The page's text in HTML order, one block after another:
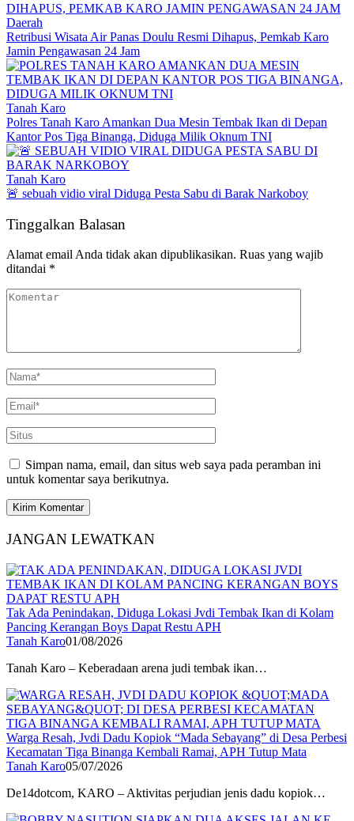
Daerah
Retribusi Wisata Air Panas Doulu Resmi Dihapus, Pemkab Karo
Jamin Pengawasan 24 Jam
Tanah Karo
Polres Tanah Karo Amankan Dua Mesin Tembak Ikan di Depan
Kantor Pos Tiga Binanga, Diduga Milik Oknum TNI
Tanah Karo
🚨 sebuah vidio viral Diduga Pesta Sabu di Barak Narkoboy
Tinggalkan Balasan
Alamat email Anda tidak akan dipublikasikan. Ruas yang wajib
ditandai *
Simpan nama, email, dan situs web saya pada peramban ini
untuk komentar saya berikutnya.
JANGAN LEWATKAN
Tak Ada Penindakan, Diduga Lokasi Jvdi Tembak Ikan di Kolam
Pancing Kerangan Boys Dapat Restu APH
Tanah Karo01/08/2026
Tanah Karo – Keberadaan arena judi tembak ikan…
Warga Resah, Jvdi Dadu Kopiok “Mada Sebayang” di Desa Perbesi
Kecamatan Tiga Binanga Kembali Ramai, APH Tutup Mata
Tanah Karo05/07/2026
De14dotcom, KARO – Aktivitas perjudian jenis dadu kopiok…